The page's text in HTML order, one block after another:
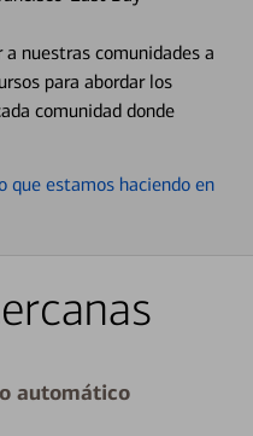
nuestras comunidades a
para abordar los
comunidad donde
que estamos haciendo en
automático